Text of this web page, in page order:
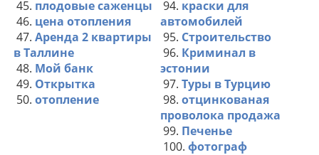
45. плодовые саженцы
46. цена отопления
47. Аренда 2 квартиры
в Таллине
48. Мой банк
49. Открытка
50. отопление
94. краски для
автомобилей
95. Строительство
96. Криминал в
эстонии
97. Туры в Турцию
98. отцинкованая
проволока продажа
99. Печенье
100. фотограф